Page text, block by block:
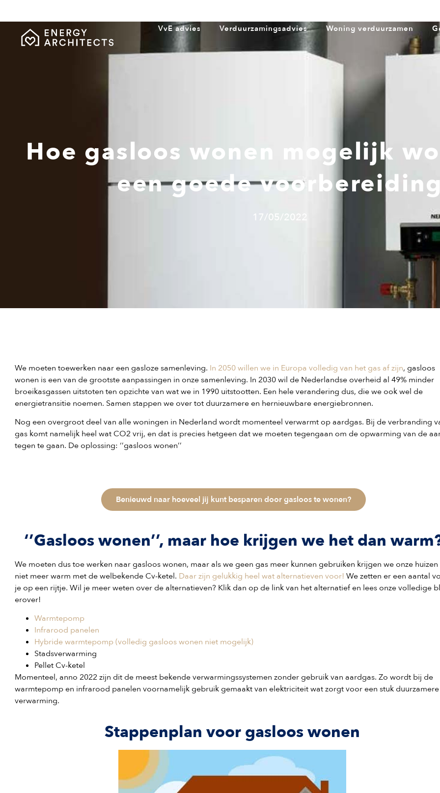
VvE advies Verduurzamingsadvies Woning verduurzamen
Hoe gasloos wonen mogelijk
een goede
17/05/2022
We moeten toewerken naar een gasloze samenleving. In 2050 willen we in Europa volledig van het gas af zijn, gasloos
wonen is een van de grootste aanpassingen in onze samenleving. In 2030 wil de Nederlandse overheid al 49% minder
broeikasgassen uitstoten ten opzichte van wat we in 1990 uitstootten. Een hele verandering dus, die we ook wel de
energietransitie noemen. Samen stappen we over tot duurzamere en hernieuwbare energiebronnen.
Nog een overgroot deel van alle woningen in Nederland wordt momenteel verwarmt op aardgas. Bij de verbranding
gas komt namelijk heel wat CO2 vrij, en dat is precies hetgeen dat we moeten tegengaan om de opwarming van de
tegen te gaan. De oplossing: ‘’gasloos wonen’’
Benieuwd naar hoeveel jij kunt besparen door gasloos te wonen?
‘’Gasloos wonen’’, maar hoe krijgen we het dan
We moeten dus toe werken naar gasloos wonen, maar als we geen gas meer kunnen gebruiken krijgen we onze huizen
niet meer warm met de welbekende Cv-ketel. Daar zijn gelukkig heel wat alternatieven voor! We zetten er een aantal
je op een rijtje. Wil je meer weten over de alternatieven? Klik dan op de link van het alternatief en lees onze volledige
erover!
Warmtepomp
Infrarood panelen
Hybride warmtepomp (volledig gasloos wonen niet mogelijk)
Stadsverwarming
Pellet Cv-ketel
Momenteel, anno 2022 zijn dit de meest bekende verwarmingssystemen zonder gebruik van aardgas. Zo wordt bij de
warmtepomp en infrarood panelen voornamelijk gebruik gemaakt van elektriciteit wat zorgt voor een stuk duurzamere
verwarming.
Stappenplan voor gasloos wonen